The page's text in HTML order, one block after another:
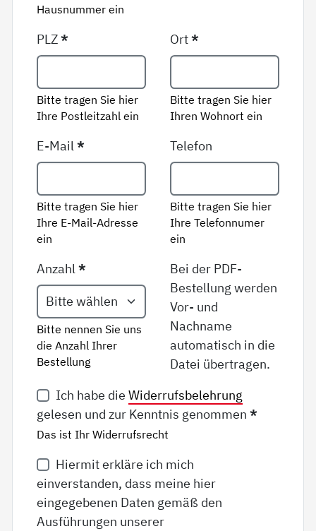
Hausnummer ein
PLZ*
Bitte tragen Sie hier
Ihre Postleitzahl ein
Ort*
Bitte tragen Sie hier
Ihren Wohnort ein
E-Mail*
Bitte tragen Sie hier
Ihre E-Mail-Adresse
ein
Telefon
Bitte tragen Sie hier
Ihre Telefonnumer
ein
Anzahl*
Bitte nennen Sie uns
die Anzahl Ihrer
Bestellung
Bei der PDF-
Bestellung werden
Vor- und
Nachname
automatisch in die
Datei übertragen.
Ich habe die Widerrufsbelehrung
gelesen und zur Kenntnis genommen*
Das ist Ihr Widerrufsrecht
Hiermit erkläre ich mich
einverstanden, dass meine hier
eingegebenen Daten gemäß den
Ausführungen unserer